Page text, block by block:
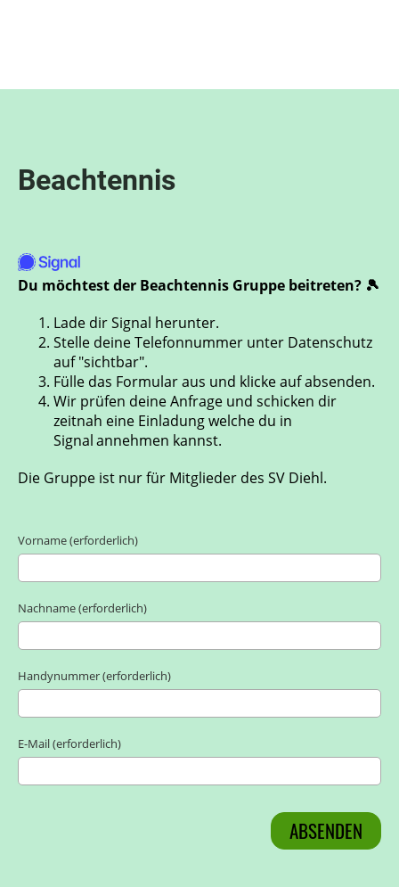
Beachtennis
Du möchtest der Beachtennis Gruppe beitreten? 🎾
Lade dir Signal herunter.
Stelle deine Telefonnummer unter Datenschutz
auf "sichtbar".
Fülle das Formular aus und klicke auf absenden.
Wir prüfen deine Anfrage und schicken dir
zeitnah eine Einladung welche du in
Signalannehmen kannst.
Die Gruppe ist nur für Mitglieder des SV Diehl.
Vorname (erforderlich)
Nachname (erforderlich)
Handynummer (erforderlich)
E-Mail (erforderlich)